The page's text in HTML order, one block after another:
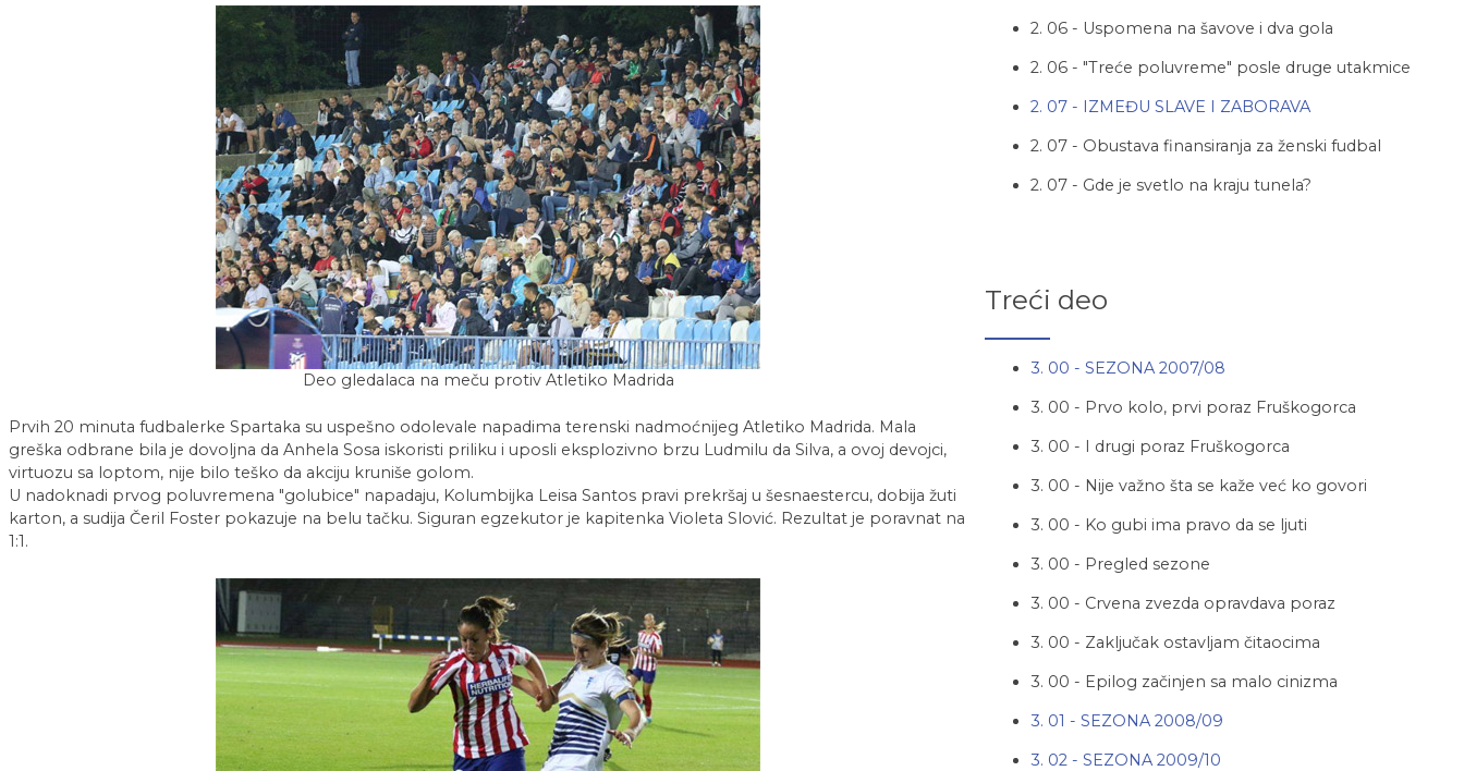
Deo gledalaca na meču protiv Atletiko Madrida
Prvih 20 minuta fudbalerke Spartaka su uspešno odolevale napadima terenski nadmoćnijeg Atletiko Madrida. Mala
greška odbrane bila je dovoljna da Anhela Sosa iskoristi priliku i uposli eksplozivno brzu Ludmilu da Silva, a ovoj devojci,
virtuozu sa loptom, nije bilo teško da akciju kruniše golom.
U nadoknadi prvog poluvremena "golubice" napadaju, Kolumbijka Leisa Santos pravi prekršaj u šesnaestercu, dobija žuti
karton, a sudija Čeril Foster pokazuje na belu tačku. Siguran egzekutor je kapitenka Violeta Slović. Rezultat je poravnat na
1:1.
2. 06 - Uspomena na šavove i dva gola
2. 06 - "Treće poluvreme" posle druge utakmice
2. 07 - IZMEĐU SLAVE I ZABORAVA
2. 07 - Obustava finansiranja za ženski fudbal
2. 07 - Gde je svetlo na kraju tunela?
Treći deo
3. 00 - SEZONA 2007/08
3. 00 - Prvo kolo, prvi poraz Fruškogorca
3. 00 - I drugi poraz Fruškogorca
3. 00 - Nije važno šta se kaže već ko govori
3. 00 - Ko gubi ima pravo da se ljuti
3. 00 - Pregled sezone
3. 00 - Crvena zvezda opravdava poraz
3. 00 - Zaključak ostavljam čitaocima
3. 00 - Epilog začinjen sa malo cinizma
3. 01 - SEZONA 2008/09
3. 02 - SEZONA 2009/10